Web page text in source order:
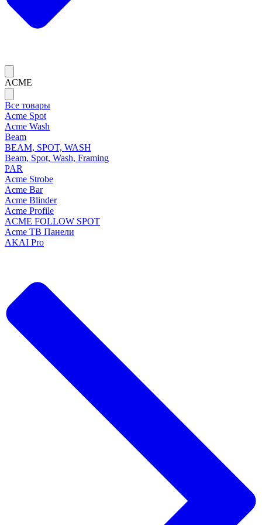
ACME
Все товары
Acme Spot
Acme Wash
Beam
BEAM, SPOT, WASH
Beam, Spot, Wash, Framing
PAR
Acme Strobe
Acme Bar
Acme Blinder
Acme Profile
ACME FOLLOW SPOT
Acme ТВ Панели
AKAI Pro